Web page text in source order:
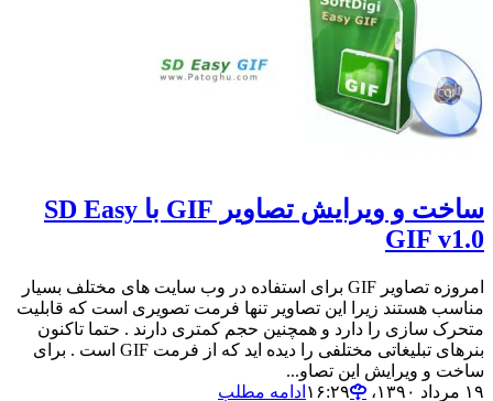
ساخت و ویرایش تصاویر GIF با SD Easy
GIF v1.0
امروزه تصاویر GIF برای استفاده در وب سایت های مختلف بسیار
مناسب هستند زیرا این تصاویر تنها فرمت تصویری است که قابلیت
متحرک سازی را دارد و همچنین حجم کمتری دارند . حتما تاکنون
بنرهای تبلیغاتی مختلفی را دیده اید که از فرمت GIF است . برای
ساخت و ویرایش این تصاو...
۱۹ مرداد ۱۳۹۰،‏ ۱۶:۲۹
ادامه مطلب